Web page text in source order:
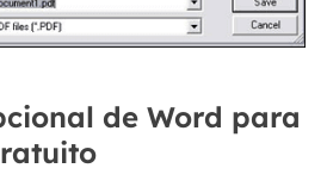
de Word para